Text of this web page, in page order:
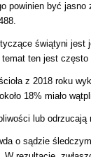
powinien być
świątyni jest
ten jest
z 2018 roku
18% miało
lub
o sądzie